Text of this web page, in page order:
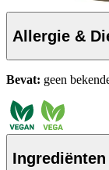
Allergie &
Bevat: geen